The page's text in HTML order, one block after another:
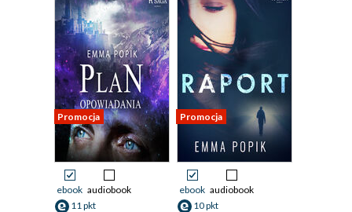
Promocja
ebook audiobook
11 pkt
Promocja
ebook audiobook
10 pkt